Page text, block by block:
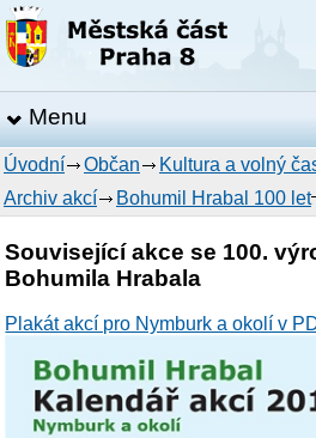
Menu
Úvodní Občan Kultura a volný
Archiv akcí
Bohumil Hrabal 100 let
Související akce se 100.
Bohumila Hrabala
Plakát akcí pro Nymburk a okolí v